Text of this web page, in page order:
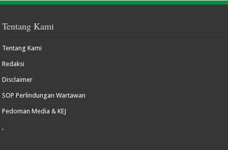
Tentang Kami
Tentang Kami
Redaksi
Disclaimer
SOP Perlindungan Wartawan
Pedoman Media & KEJ